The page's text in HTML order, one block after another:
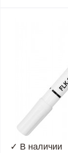
✓ В наличии